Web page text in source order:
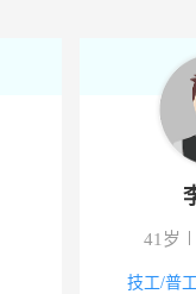
兰州优道
中国重汽
中国重汽
兰州雅居
41岁
技工/普工